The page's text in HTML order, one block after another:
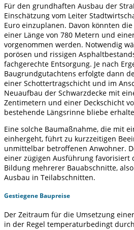
Für den grundhaften Ausbau der
Einschätzung vom Leiter
Euro einzuplanen. Davon könnten
einer Länge von 780 Metern und
vorgenommen werden. Notwendig
porösen und rissigen
fachgerechte Entsorgung. Je nach
Baugrundgutachtens erfolgte dann
einer Schottertragschicht und im
Neuaufbau der Schwarzdecke mit
Zentimetern und einer Deckschicht
bestehende Längsrinne bliebe
Eine solche Baumaßnahme, die mit
einhergeht, führt zu kurzzeitigen
unmittelbar betroffenen Anwohner.
einer zügigen Ausführung favorisiert
Bildung mehrerer Bauabschnitte,
Ausbau in Teilabschnitten.
Gestiegene Baupreise
Der Zeitraum für die Umsetzung
in der Regel temperaturbedingt